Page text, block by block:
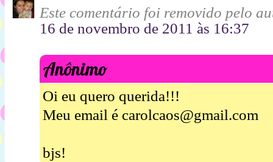
Este comentário foi removido pelo
16 de novembro de 2011 às 16:37
Anônimo
Oi eu quero querida!!!
Meu email é carolcaos@gmail.com
bjs!